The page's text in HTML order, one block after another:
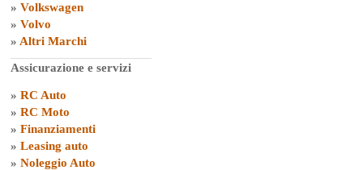
» Volkswagen
» Volvo
» Altri Marchi
Assicurazione e servizi
» RC Auto
» RC Moto
» Finanziamenti
» Leasing auto
» Noleggio Auto